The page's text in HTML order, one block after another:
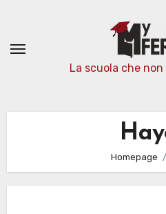
contenuto
La scuola che
Homepage